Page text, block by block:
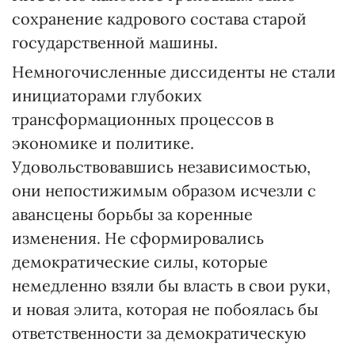
сохранение кадрового состава старой
государственной машины.
Немногочисленные диссиденты не стали
инициаторами глубоких
трансформационных процессов в
экономике и политике.
Удовольствовавшись независимостью,
они непостижимым образом исчезли с
авансцены борьбы за коренные
изменения. Не сформировались
демократические силы, которые
немедленно взяли бы власть в свои руки,
и новая элита, которая не побоялась бы
ответственности за демократическую